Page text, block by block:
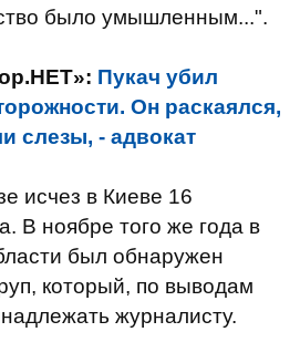
было умышленным...".
Пукач убил
Он раскаялся,
слезы, - адвокат
исчез в Киеве 16
В ноябре того же года в
был обнаружен
который, по выводам
журналисту.